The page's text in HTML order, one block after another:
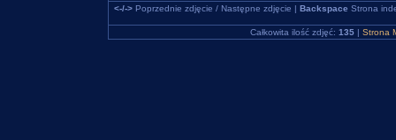
<-/->Poprzednie zdjęcie / Następne zdjęcie | Backspace Strona
Całkowita ilość zdjęć: 135 | Strona